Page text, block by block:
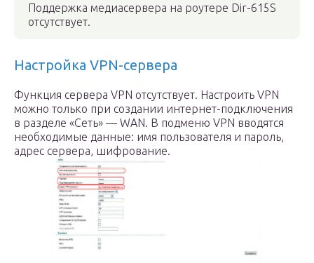
Поддержка медиасервера на роутере Dir-615S
отсутствует.
Настройка VPN-сервера
Функция сервера VPN отсутствует. Настроить VPN
можно только при создании интернет-подключения
в разделе «Сеть» — WAN. В подменю VPN вводятся
необходимые данные: имя пользователя и пароль,
адрес сервера, шифрование.